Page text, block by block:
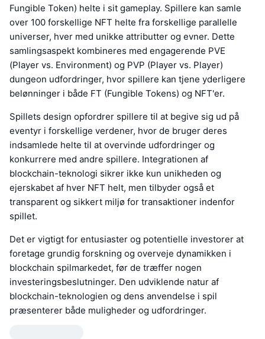
Fungible Token) helte i sit gameplay. Spillere kan samle
over 100 forskellige NFT helte fra forskellige parallelle
universer, hver med unikke attributter og evner. Dette
samlingsaspekt kombineres med engagerende PVE
(Player vs. Environment) og PVP (Player vs. Player)
dungeon udfordringer, hvor spillere kan tjene yderligere
belønninger i både FT (Fungible Tokens) og NFT'er.
Spillets design opfordrer spillere til at begive sig ud på
eventyr i forskellige verdener, hvor de bruger deres
indsamlede helte til at overvinde udfordringer og
konkurrere med andre spillere. Integrationen af
blockchain-teknologi sikrer ikke kun unikheden og
ejerskabet af hver NFT helt, men tilbyder også et
transparent og sikkert miljø for transaktioner indenfor
spillet.
Det er vigtigt for entusiaster og potentielle investorer at
foretage grundig forskning og overveje dynamikken i
blockchain spilmarkedet, før de træffer nogen
investeringsbeslutninger. Den udviklende natur af
blockchain-teknologien og dens anvendelse i spil
præsenterer både muligheder og udfordringer.